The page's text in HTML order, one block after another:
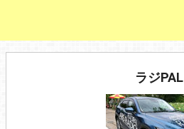
ラジPAL